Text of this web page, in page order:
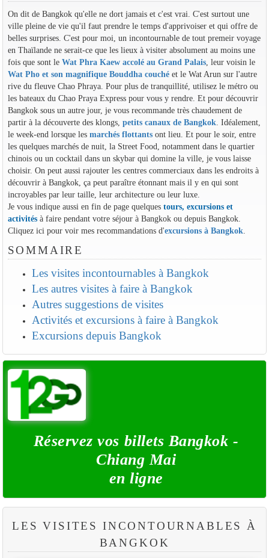
On dit de Bangkok qu'elle ne dort jamais et c'est vrai. C'est surtout une
ville pleine de vie qu'il faut prendre le temps d'apprivoiser et qui offre de
belles surprises. C'est pour moi, un incontournable de tout premeir voyage
en Thaïlande ne serait-ce que les lieux à visiter absolument au moins une
fois que sont le Wat Phra Kaew accolé au Grand Palais, leur voisin le
Wat Pho et son magnifique Bouddha couchéet le Wat Arun sur l'autre
rive du fleuve Chao Phraya. Pour plus de tranquillité, utilisez le métro ou
les bateaux du Chao Praya Express pour vous y rendre. Et pour découvrir
Bangkok sous un autre jour, je vous recommande très chaudement de
partir à la découverte des klongs, petits canaux de Bangkok. Idéalement,
le week-end lorsque les marchés flottantsont lieu. Et pour le soir, entre
les quelques marchés de nuit, la Street Food, notamment dans le quartier
chinois ou un cocktail dans un skybar qui domine la ville, je vous laisse
choisir. On peut aussi rajouter les centres commerciaux dans les endroits à
découvrir à Bangkok, ça peut paraître étonnant mais il y en qui sont
incroyables par leur taille, leur architecture ou leur luxe.
Je vous indique aussi en fin de page quelques tours, excursions et
activitésà faire pendant votre séjour à Bangkok ou depuis Bangkok.
Cliquez ici pour voir mes recommandations d'excursions à Bangkok.
SOMMAIRE
Les visites incontournables à Bangkok
Les autres visites à faire à Bangkok
Autres suggestions de visites
Activités et excursions à faire à Bangkok
Excursions depuis Bangkok
Réservez vos billets Bangkok -
Chiang Mai
en ligne
LES VISITES INCONTOURNABLES À
BANGKOK